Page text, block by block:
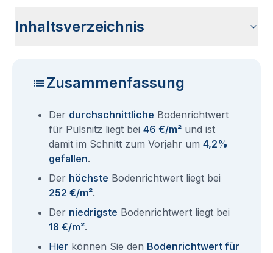
Inhaltsverzeichnis
Zusammenfassung
Der durchschnittliche Bodenrichtwert
für Pulsnitz liegt bei 46 €/m² und ist
damit im Schnitt zum Vorjahr um 4,2%
gefallen.
Der höchste Bodenrichtwert liegt bei
252 €/m².
Der niedrigste Bodenrichtwert liegt bei
18 €/m².
Hier können Sie den Bodenrichtwert für